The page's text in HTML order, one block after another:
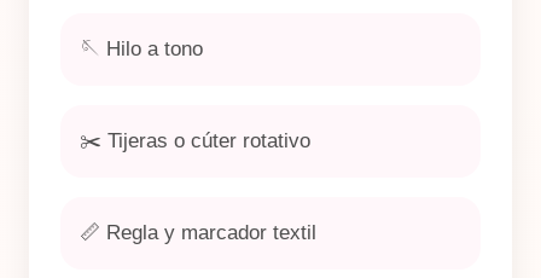
🪡 Hilo a tono
✂️ Tijeras o cúter rotativo
📏 Regla y marcador textil